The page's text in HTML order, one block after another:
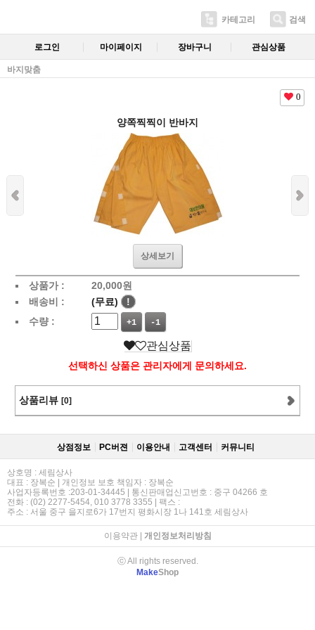
카테고리 검색
로그인 마이페이지 장바구니 관심상품
바지맞춤
0
양쪽찍찍이 반바지
상세보기
상품가 : 20,000원
배송비 :
(무료)
!
수량 :
+1 -1
관심상품
선택하신 상품은 관리자에게 문의하세요.
상품리뷰 [0]
상점정보 PC버젼 이용안내 고객센터 커뮤니티
상호명 : 세림상사
대표 : 장복순 | 개인정보 보호 책임자 : 장복순
사업자등록번호 :203-01-34445 | 통신판매업신고번호 : 중구 04266 호
전화 : (02) 2277-5454, 010 3778 3355 | 팩스 :
주소 : 서울 중구 을지로6가 17번지 평화시장 1나 141호 세림상사
이용약관| 개인정보처리방침
ⓒ All rights reserved.
MakeShop